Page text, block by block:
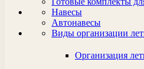
Навесы
Автонавесы
Виды организации
Организация